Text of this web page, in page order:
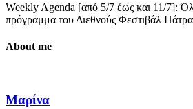
Weekly Agenda [από 5/7 έως και 11/7]:
πρόγραμμα του Διεθνούς Φεστιβάλ
About me
Μαρίνα